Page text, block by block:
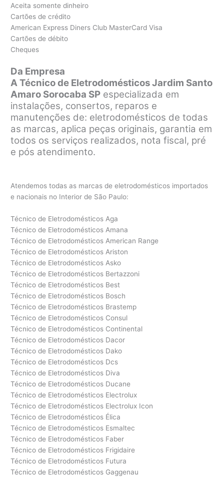
Aceita somente dinheiro
Cartões de crédito
American Express Diners Club MasterCard Visa
Cartões de débito
Cheques
Da Empresa
A Técnico de Eletrodomésticos Jardim Santo
Amaro Sorocaba SP especializada em
instalações, consertos, reparos e
manutenções de: eletrodomésticos de todas
as marcas, aplica peças originais, garantia em
todos os serviços realizados, nota fiscal, pré
e pós atendimento.
Atendemos todas as marcas de eletrodomésticos importados
e nacionais no Interior de São Paulo:
Técnico de Eletrodomésticos Aga
Técnico de Eletrodomésticos Amana
Técnico de Eletrodomésticos American Range
Técnico de Eletrodomésticos Ariston
Técnico de Eletrodomésticos Asko
Técnico de Eletrodomésticos Bertazzoni
Técnico de Eletrodomésticos Best
Técnico de Eletrodomésticos Bosch
Técnico de Eletrodomésticos Brastemp
Técnico de Eletrodomésticos Consul
Técnico de Eletrodomésticos Continental
Técnico de Eletrodomésticos Dacor
Técnico de Eletrodomésticos Dako
Técnico de Eletrodomésticos Dcs
Técnico de Eletrodomésticos Diva
Técnico de Eletrodomésticos Ducane
Técnico de Eletrodomésticos Electrolux
Técnico de Eletrodomésticos Electrolux Icon
Técnico de Eletrodomésticos Élica
Técnico de Eletrodomésticos Esmaltec
Técnico de Eletrodomésticos Faber
Técnico de Eletrodomésticos Frigidaire
Técnico de Eletrodomésticos Futura
Técnico de Eletrodomésticos Gaggenau